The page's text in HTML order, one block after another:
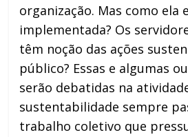
organização. Mas como ela
implementada? Os
têm noção das ações
público? Essas e algumas
serão debatidas na
sustentabilidade sempre
trabalho coletivo que